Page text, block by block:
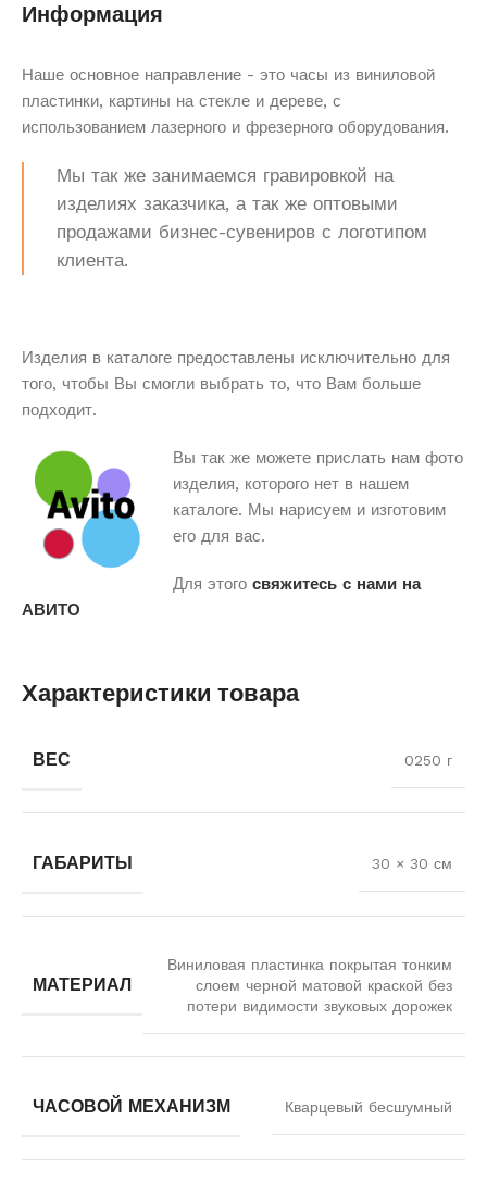
Информация
Наше основное направление - это часы из виниловой
пластинки, картины на стекле и дереве, с
использованием лазерного и фрезерного оборудования.
Мы так же занимаемся гравировкой на
изделиях заказчика, а так же оптовыми
продажами бизнес-сувениров с логотипом
клиента.
Изделия в каталоге предоставлены исключительно для
того, чтобы Вы смогли выбрать то, что Вам больше
подходит.
Вы так же можете прислать нам фото
изделия, которого нет в нашем
каталоге. Мы нарисуем и изготовим
его для вас.
Для этого свяжитесь с нами на
АВИТО
Характеристики товара
ВЕС 0250 г
ГАБАРИТЫ 30 × 30 см
МАТЕРИАЛ
Виниловая пластинка покрытая тонким
слоем черной матовой краской без
потери видимости звуковых дорожек
ЧАСОВОЙ МЕХАНИЗМ Кварцевый бесшумный